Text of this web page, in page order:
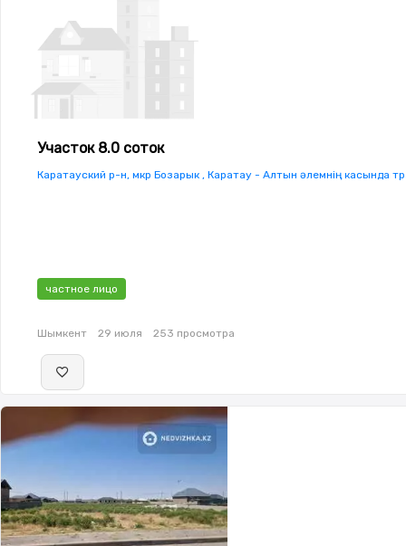
Участок 8.0 соток
Каратауский р-н, мкр Бозарык , Каратау - Алтын әлемнің касында
частное лицо
Шымкент 29 июля 253 просмотра